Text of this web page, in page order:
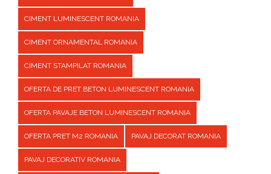
CIMENT LUMINESCENT ROMANIA
CIMENT ORNAMENTAL ROMANIA
CIMENT STAMPILAT ROMANIA
OFERTA DE PRET BETON LUMINESCENT ROMANIA
OFERTA PAVAJE BETON LUMINESCENT ROMANIA
OFERTA PRET M2 ROMANIA PAVAJ DECORAT ROMANIA
PAVAJ DECORATIV ROMANIA